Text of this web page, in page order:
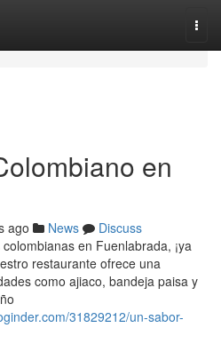
en
ago News
Discuss
en Fuenlabrada, ¡ya
restaurante ofrece una
como ajiaco, bandeja paisa y
31829212/un-sabor-